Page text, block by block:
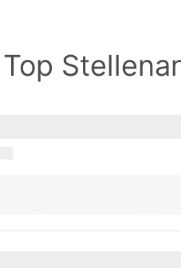
Top